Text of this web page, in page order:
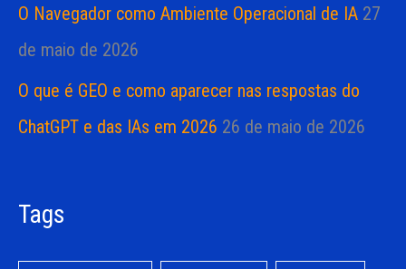
O Navegador como Ambiente Operacional de IA 27
de maio de 2026
O que é GEO e como aparecer nas respostas do
ChatGPT e das IAs em 2026 26 de maio de 2026
Tags